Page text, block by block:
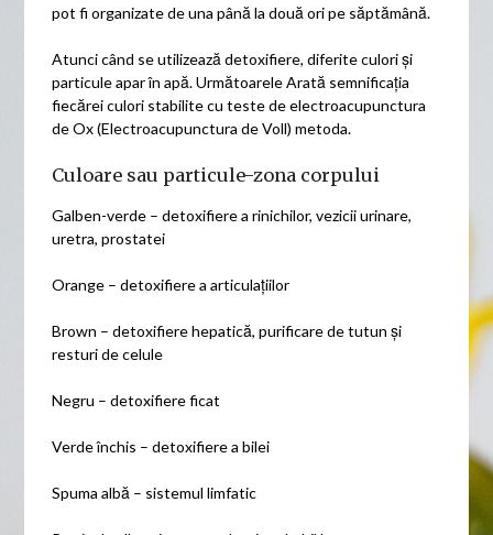
pot fi organizate de una până la două ori pe săptămână.
Atunci când se utilizează detoxifiere, diferite culori și
particule apar în apă. Următoarele Arată semnificația
fiecărei culori stabilite cu teste de electroacupunctura
de Ox (Electroacupunctura de Voll) metoda.
Culoare sau particule-zona corpului
Galben-verde – detoxifiere a rinichilor, vezicii urinare,
uretra, prostatei
Orange – detoxifiere a articulațiilor
Brown – detoxifiere hepatică, purificare de tutun și
resturi de celule
Negru – detoxifiere ficat
Verde închis – detoxifiere a bilei
Spuma albă – sistemul limfatic